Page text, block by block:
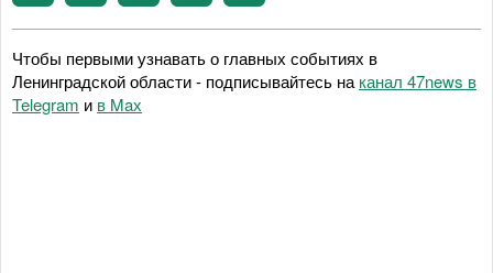
Чтобы первыми узнавать о главных событиях в
Ленинградской области - подписывайтесь на канал 47news в
Telegram и в Maх